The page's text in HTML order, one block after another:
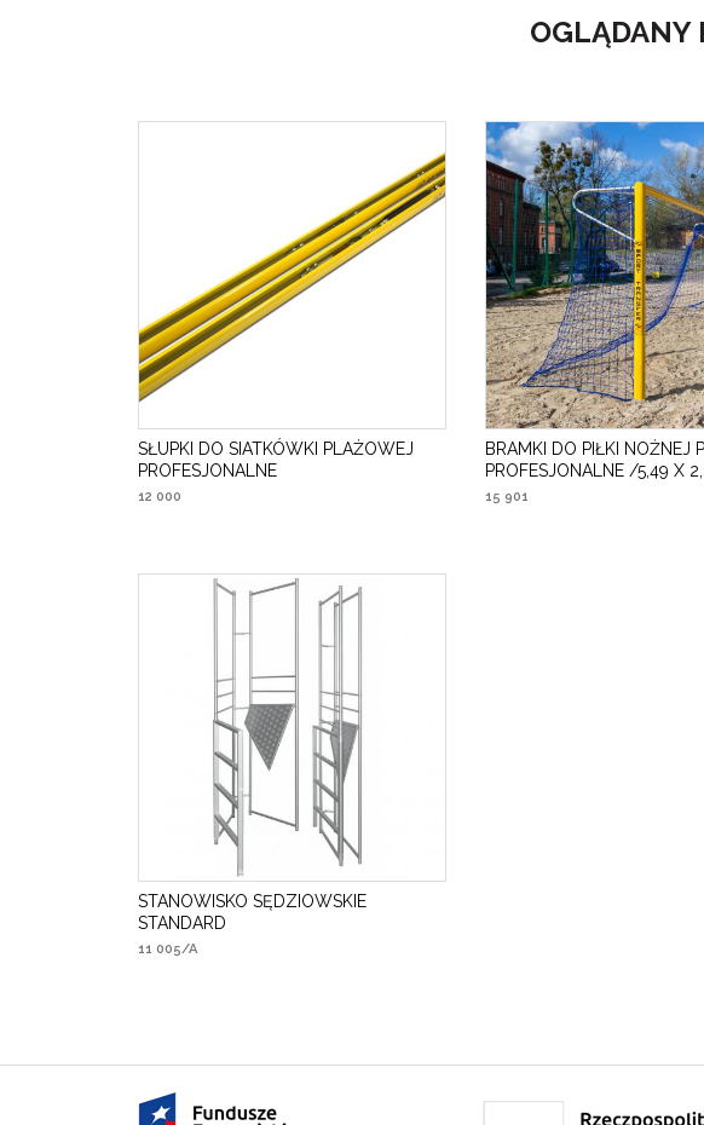
OGLĄDANY
SŁUPKI DO SIATKÓWKI PLAŻOWEJ
PROFESJONALNE
12 000
BRAMKI DO PIŁKI NOŻNEJ
PROFESJONALNE /5,49 X
15 901
STANOWISKO SĘDZIOWSKIE
STANDARD
11 005/A